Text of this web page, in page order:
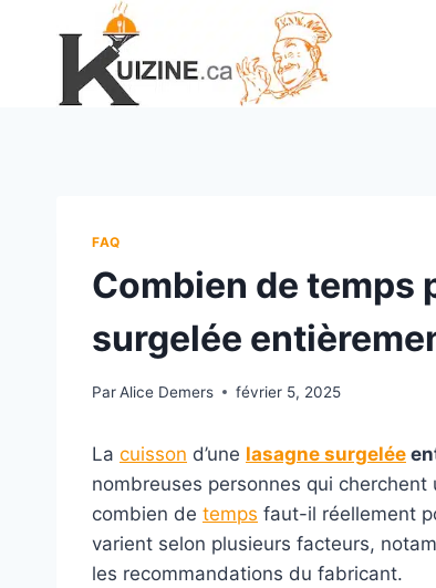
FAQ
Combien de temps
surgelée
ParAlice Demers février 5, 2025
La cuisson d’une lasagne surgelée
nombreuses personnes qui cherchent
combien de temps faut-il réellement
varient selon plusieurs facteurs,
les recommandations du fabricant.